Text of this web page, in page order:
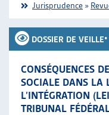
Jurisprudence »
DOSSIER DE VEILLE•
CONSÉQUENCES
SOCIALE DANS LA
L’INTÉGRATION
TRIBUNAL